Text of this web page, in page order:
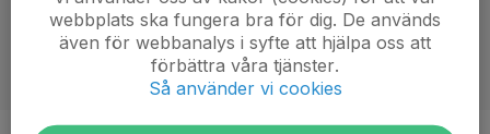
webbplats ska fungera bra för dig. De används
även för webbanalys i syfte att hjälpa oss att
förbättra våra tjänster.
Så använder vi cookies